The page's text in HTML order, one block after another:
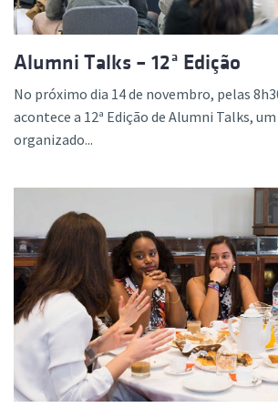
Alumni Talks – 12ª Edição
No próximo dia 14 de novembro, pelas
acontece a 12ª Edição de Alumni Talks,
organizado...